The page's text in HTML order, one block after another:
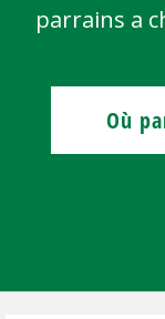
parrains a
Où